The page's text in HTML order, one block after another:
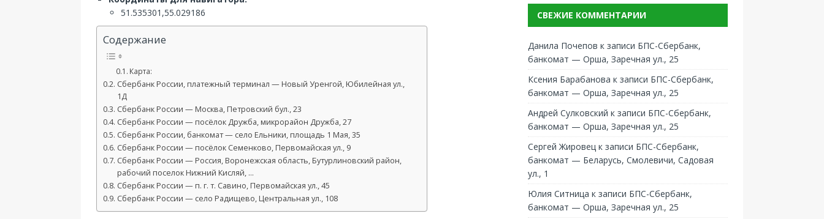
51.535301,55.029186
Содержание
Карта:
Сбербанк России, платежный терминал — Новый Уренгой, Юбилейная ул.,
1Д
Сбербанк России — Москва, Петровский бул., 23
Сбербанк России — посёлок Дружба, микрорайон Дружба, 27
Сбербанк России, банкомат — село Ельники, площадь 1 Мая, 35
Сбербанк России — посёлок Семенково, Первомайская ул., 9
Сбербанк России — Россия, Воронежская область, Бутурлиновский район,
рабочий поселок Нижний Кисляй, …
Сбербанк России — п. г. т. Савино, Первомайская ул., 45
Сбербанк России — село Радищево, Центральная ул., 108
СВЕЖИЕ КОММЕНТАРИИ
Данила Почепов к записи БПС-Сбербанк,
банкомат — Орша, Заречная ул., 25
Ксения Барабанова к записи БПС-Сбербанк,
банкомат — Орша, Заречная ул., 25
Андрей Сулковский к записи БПС-Сбербанк,
банкомат — Орша, Заречная ул., 25
Сергей Жировец к записи БПС-Сбербанк,
банкомат — Беларусь, Смолевичи, Садовая
ул., 1
Юлия Ситница к записи БПС-Сбербанк,
банкомат — Орша, Заречная ул., 25